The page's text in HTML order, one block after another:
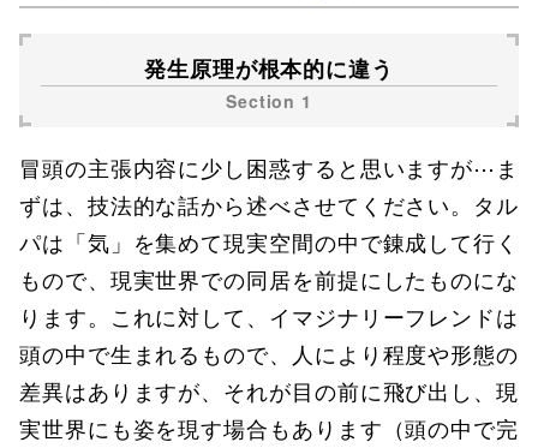
発生原理が根本的に違う
冒頭の主張内容に少し困惑すると思いますが⋯ま
ずは、技法的な話から述べさせてください。タル
パは「気」を集めて現実空間の中で錬成して行く
もので、現実世界での同居を前提にしたものにな
ります。これに対して、イマジナリーフレンドは
頭の中で生まれるもので、人により程度や形態の
差異はありますが、それが目の前に飛び出し、現
実世界にも姿を現す場合もあります（頭の中で完